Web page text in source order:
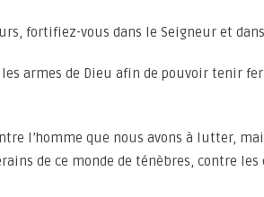
fortifiez-vous dans le Seigneur et
les armes de Dieu afin de pouvoir tenir
l’homme que nous avons à lutter,
de ce monde de ténèbres, contre